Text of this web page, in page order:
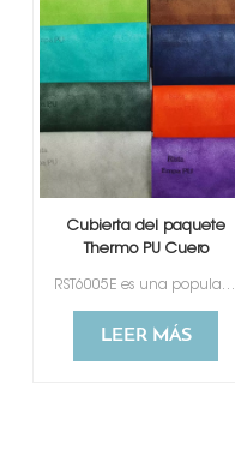
Cubierta del paquete
Thermo PU Cuero
Materia prima
RST6005E es una popular piel sintética que cambia de color, ampliamente utilizada para cubiertas de productos electrónicos, encuadernación para cajas de regalo, cajas de vino, joyero y paquete.
LEER MÁS